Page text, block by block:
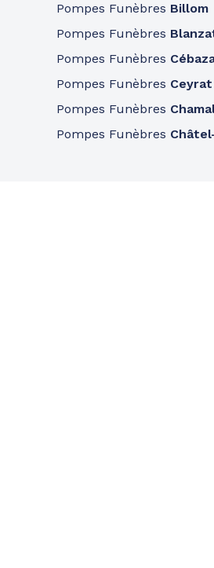
Pompes Funèbres Billom
Pompes Funèbres
Pompes Funèbres
Pompes Funèbres Ceyrat
Pompes Funèbres
Pompes Funèbres